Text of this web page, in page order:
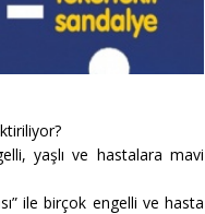
yaşlı ve hastalara mavi
ile birçok engelli ve hasta